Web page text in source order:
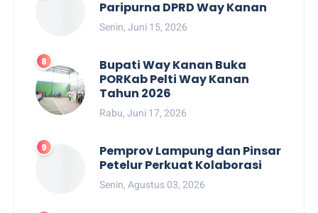
Paripurna DPRD Way Kanan
Senin, Juni 15, 2026
Bupati Way Kanan Buka
PORKab Pelti Way Kanan
Tahun 2026
Rabu, Juni 17, 2026
Pemprov Lampung dan Pinsar
Petelur Perkuat Kolaborasi
Senin, Agustus 03, 2026